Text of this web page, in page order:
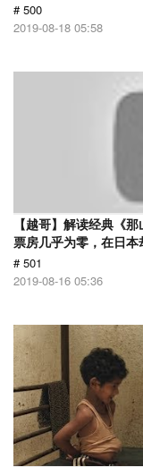
# 500
2019-08-18 05:58
【越哥】解读经典《
票房几乎为零，在日本
# 501
2019-08-16 05:36